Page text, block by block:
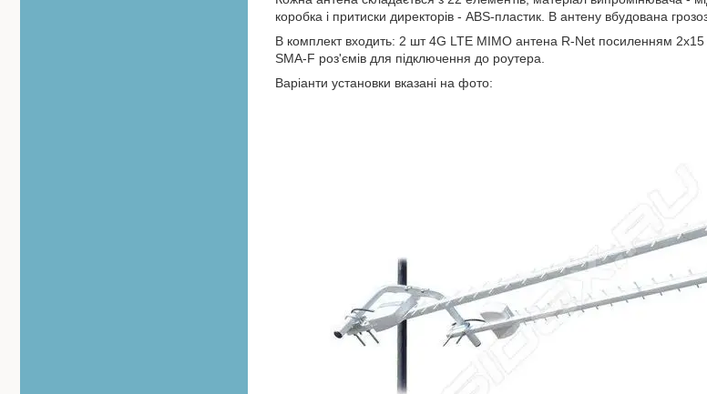
коробка і притиски директорів - ABS-пластик. В антену вбудована
В комплект входить: 2 шт 4G LTE MIMO антена R-Net посиленням
SMA-F роз'ємів для підключення до роутера.
Варіанти установки вказані на фото: